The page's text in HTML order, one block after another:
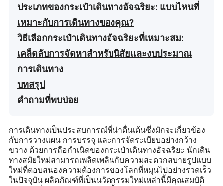
ประเภทของกระเป๋าเดินทางอัจฉริยะ: แบบไหนที่
เหมาะกับการเดินทางของคุณ?
วิธีเลือกกระเป๋าเดินทางอัจฉริยะที่เหมาะสม:
เคล็ดลับการจัดหาสำหรับนิสัยและงบประมาณ
การเดินทาง
บทสรุป
คำถามที่พบบ่อย
การเดินทางเป็นประสบการณ์ที่น่าตื่นเต้นซึ่งมักจะเกี่ยวข้อง
กับการวางแผน การบรรจุ และการจัดระเบียบอย่างกว้าง
ขวาง ด้วยการถือกำเนิดของกระเป๋าเดินทางอัจฉริยะ นักเดิน
ทางสมัยใหม่สามารถเพลิดเพลินกับความสะดวกสบายรูปแบบ
ใหม่ที่ตอบสนองความต้องการของโลกที่หมุนไปอย่างรวดเร็ว
ในปัจจุบัน ผลิตภัณฑ์ที่เป็นนวัตกรรมใหม่เหล่านี้มีคุณสมบัติ